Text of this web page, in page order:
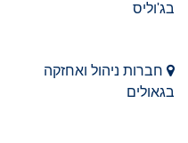
בג'וליס
חברות ניהול ואחזקה
בגאולים